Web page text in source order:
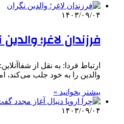
۱۴۰۳/۰۹/۰۴
فرزندان لاغر؛
ارتباط فردا: به نقل از
والدین را به‌ خود جلب می‌کند،
بیشتر بخوانید »
۱۴۰۳/۰۹/۰۴